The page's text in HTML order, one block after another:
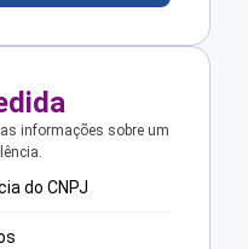
informações sobre um
do CNPJ